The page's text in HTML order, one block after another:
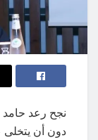
نجح رعد حامد
دون أن